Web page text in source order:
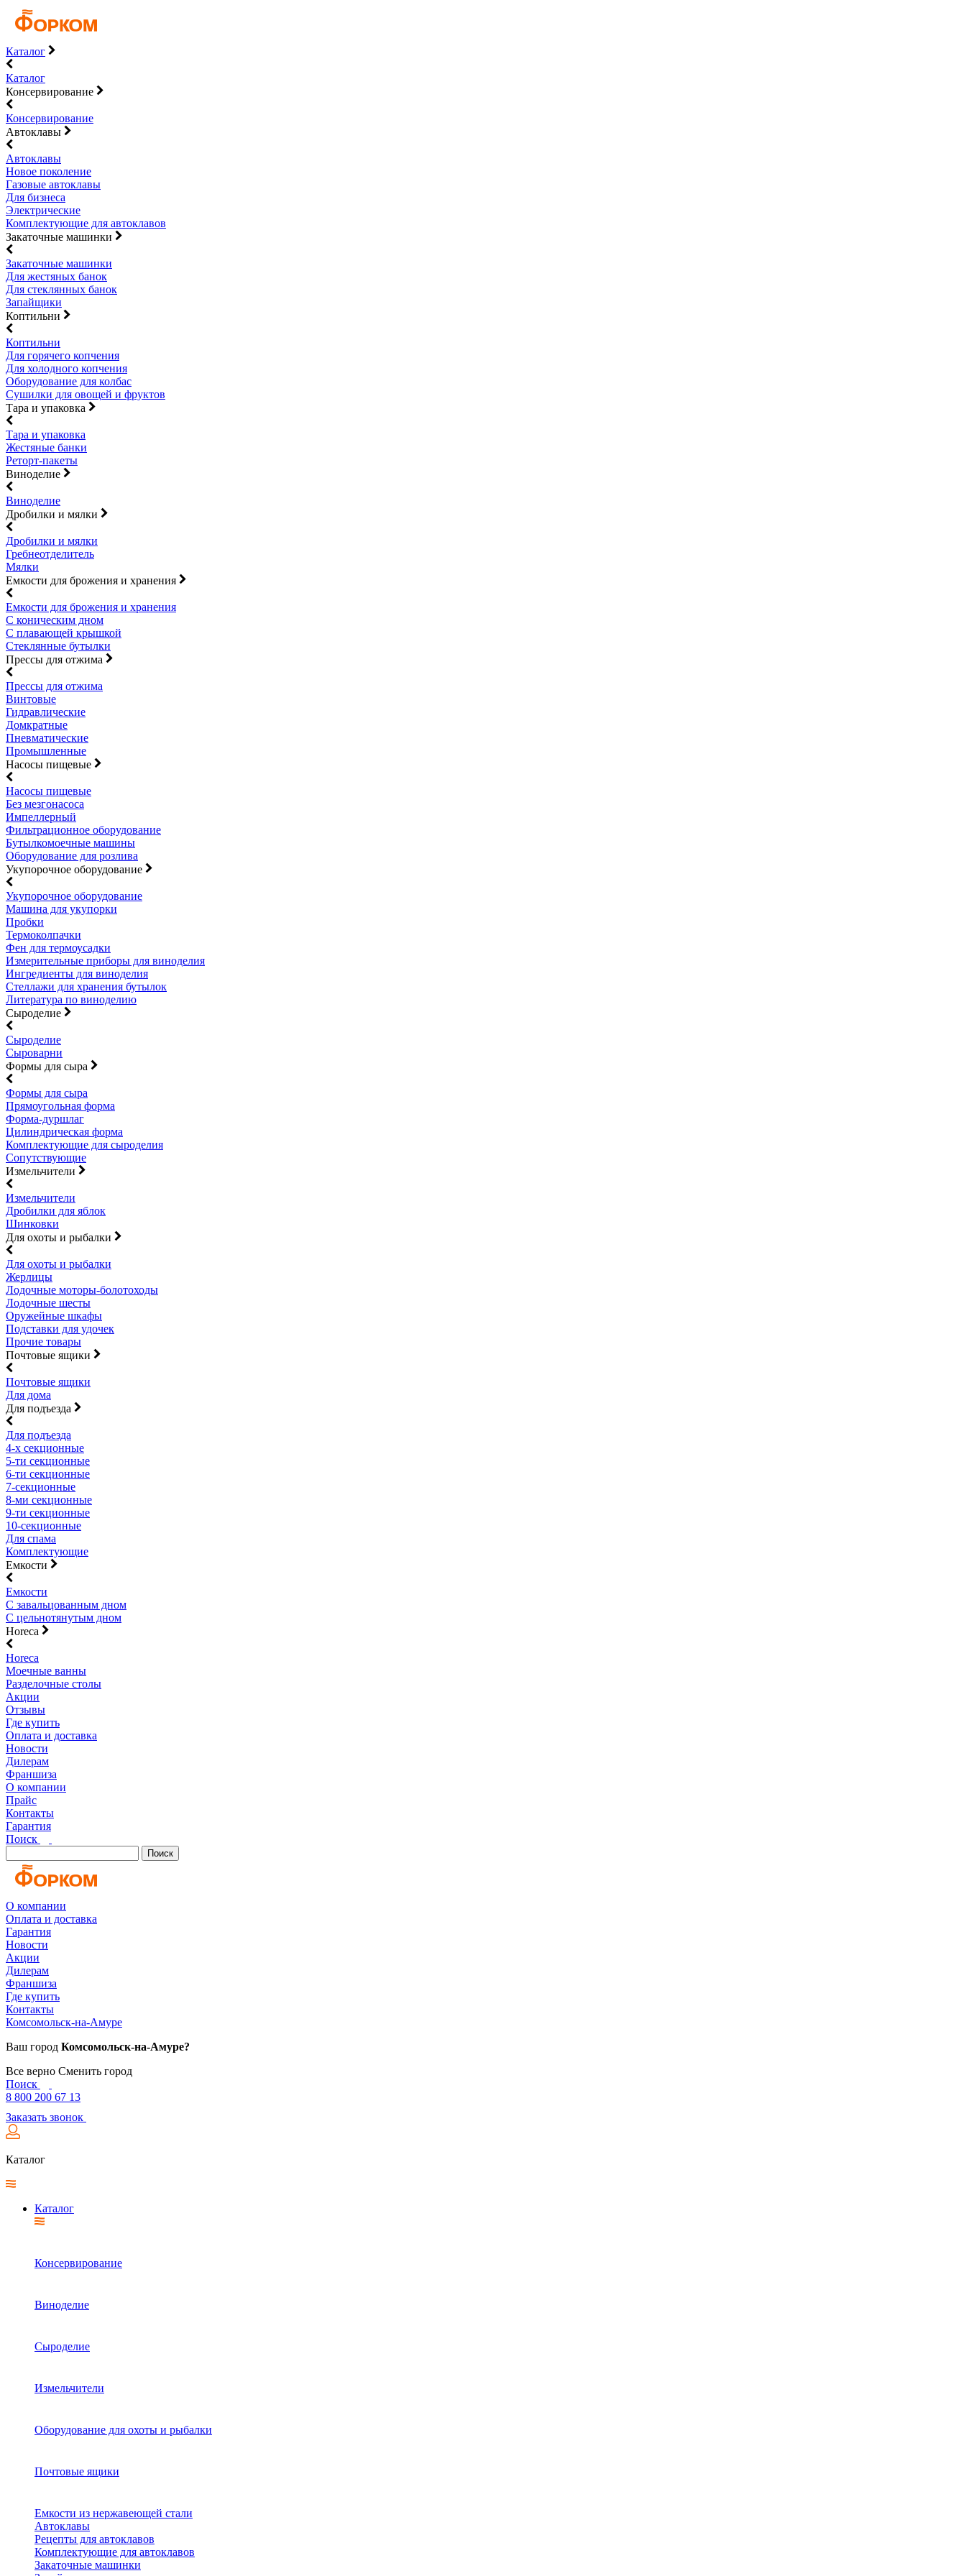
Каталог
Каталог
Консервирование
Консервирование
Автоклавы
Автоклавы
Новое поколение
Газовые автоклавы
Для бизнеса
Электрические
Комплектующие для автоклавов
Закаточные машинки
Закаточные машинки
Для жестяных банок
Для стеклянных банок
Запайщики
Коптильни
Коптильни
Для горячего копчения
Для холодного копчения
Оборудование для колбас
Сушилки для овощей и фруктов
Тара и упаковка
Тара и упаковка
Жестяные банки
Реторт-пакеты
Виноделие
Виноделие
Дробилки и мялки
Дробилки и мялки
Гребнеотделитель
Мялки
Емкости для брожения и хранения
Емкости для брожения и хранения
С коническим дном
С плавающей крышкой
Стеклянные бутылки
Прессы для отжима
Прессы для отжима
Винтовые
Гидравлические
Домкратные
Пневматические
Промышленные
Насосы пищевые
Насосы пищевые
Без мезгонасоса
Импеллерный
Фильтрационное оборудование
Бутылкомоечные машины
Оборудование для розлива
Укупорочное оборудование
Укупорочное оборудование
Машина для укупорки
Пробки
Термоколпачки
Фен для термоусадки
Измерительные приборы для виноделия
Ингредиенты для виноделия
Стеллажи для хранения бутылок
Литература по виноделию
Сыроделие
Сыроделие
Сыроварни
Формы для сыра
Формы для сыра
Прямоугольная форма
Форма-дуршлаг
Цилиндрическая форма
Комплектующие для сыроделия
Сопутствующие
Измельчители
Измельчители
Дробилки для яблок
Шинковки
Для охоты и рыбалки
Для охоты и рыбалки
Жерлицы
Лодочные моторы-болотоходы
Лодочные шесты
Оружейные шкафы
Подставки для удочек
Прочие товары
Почтовые ящики
Почтовые ящики
Для дома
Для подъезда
Для подъезда
4-х секционные
5-ти секционные
6-ти секционные
7-секционные
8-ми секционные
9-ти секционные
10-секционные
Для спама
Комплектующие
Емкости
Емкости
С завальцованным дном
С цельнотянутым дном
Horeca
Horeca
Моечные ванны
Разделочные столы
Акции
Отзывы
Где купить
Оплата и доставка
Новости
Дилерам
Франшиза
О компании
Прайс
Контакты
Гарантия
Поиск
Поиск
О компании
Оплата и доставка
Гарантия
Новости
Акции
Дилерам
Франшиза
Где купить
Контакты
Комсомольск-на-Амуре
Ваш город Комсомольск-на-Амуре?
Все верно Сменить город
Поиск
8 800 200 67 13
Заказать звонок
Каталог
Каталог
Консервирование
Виноделие
Сыроделие
Измельчители
Оборудование для охоты и рыбалки
Почтовые ящики
Емкости из нержавеющей стали
Автоклавы
Рецепты для автоклавов
Комплектующие для автоклавов
Закаточные машинки